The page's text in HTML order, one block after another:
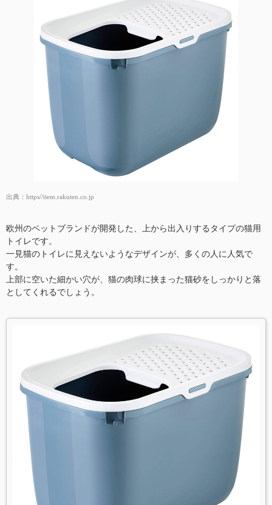
出典： https//item.rakuten.co.jp
欧州のペットブランドが開発した、上から出入りするタイプの猫用
トイレです。
一見猫のトイレに見えないようなデザインが、多くの人に人気で
す。
上部に空いた細かい穴が、猫の肉球に挟まった猫砂をしっかりと落
としてくれるでしょう。